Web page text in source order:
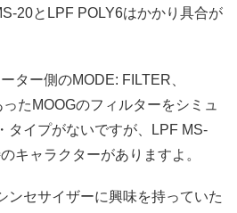
20とLPF POLY6はかかり具合が
ター側のMODE: FILTER、
たMOOGのフィルターをシミュ
タイプがないですが、LPF MS-
キャラクターがありますよ。
ンセサイザーに興味を持っていた